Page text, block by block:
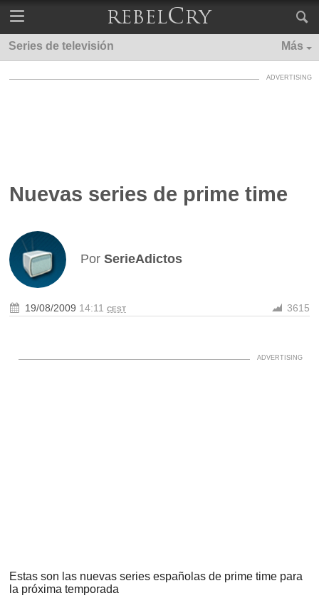
Series de televisión Más
Nuevas series de prime time
PorSerieAdictos
19/08/2009 14:11CEST 3615
Estas son las nuevas series españolas de prime time para
la próxima temporada